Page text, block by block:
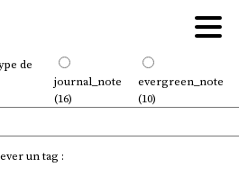
de
journal_note
(16)
evergreen_note
(10)
un tag :